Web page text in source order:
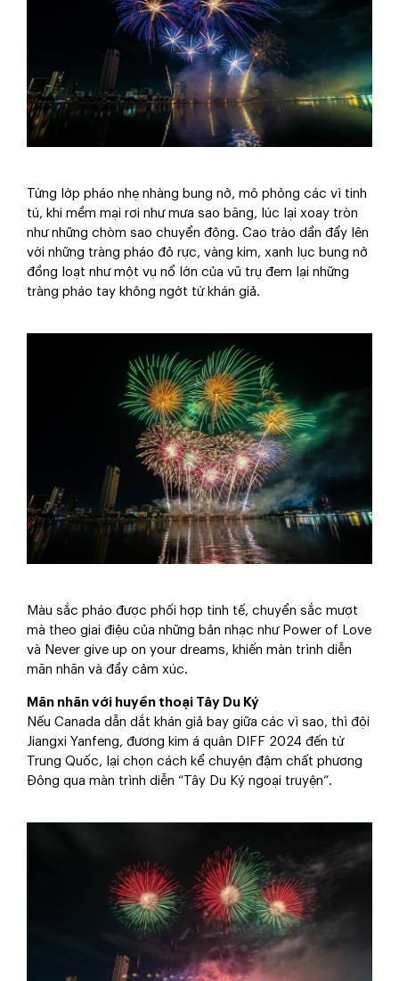
Từng lớp pháo nhẹ nhàng bung nở, mô phỏng các vì tinh
tú, khi mềm mại rơi như mưa sao băng, lúc lại xoay tròn
như những chòm sao chuyển động. Cao trào dần đẩy lên
với những tràng pháo đỏ rực, vàng kim, xanh lục bung nở
đồng loạt như một vụ nổ lớn của vũ trụ đem lại những
tràng pháo tay không ngớt từ khán giả.
Màu sắc pháo được phối hợp tinh tế, chuyển sắc mượt
mà theo giai điệu của những bản nhạc như Power of Love
và Never give up on your dreams, khiến màn trình diễn
mãn nhãn và đầy cảm xúc.
Mãn nhãn với huyền thoại Tây Du Ký
Nếu Canada dẫn dắt khán giả bay giữa các vì sao, thì đội
Jiangxi Yanfeng, đương kim á quân DIFF 2024 đến từ
Trung Quốc, lại chọn cách kể chuyện đậm chất phương
Đông qua màn trình diễn “Tây Du Ký ngoại truyện”.